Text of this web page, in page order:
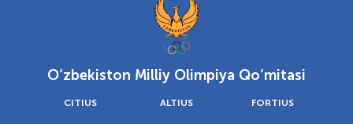
O‘zbekiston Milliy Olimpiya Qo‘mitasi
CITIUS ALTIUS FORTIUS